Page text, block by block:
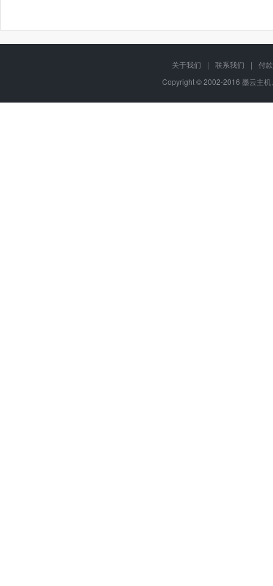
关于我们 | 联系我们 |
付
Copyright © 2002-2016 墨云主